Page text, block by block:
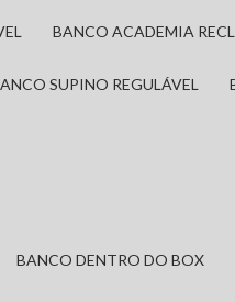
BANCO ACADEMIA
BANCO SUPINO REGULÁVEL
BANCO DENTRO DO BOX